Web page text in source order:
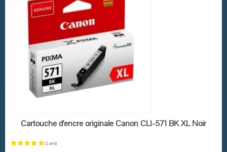
(16 avis)
EN STOCK
Cartouche d'encre originale Canon CLI-571 BK XL Noir